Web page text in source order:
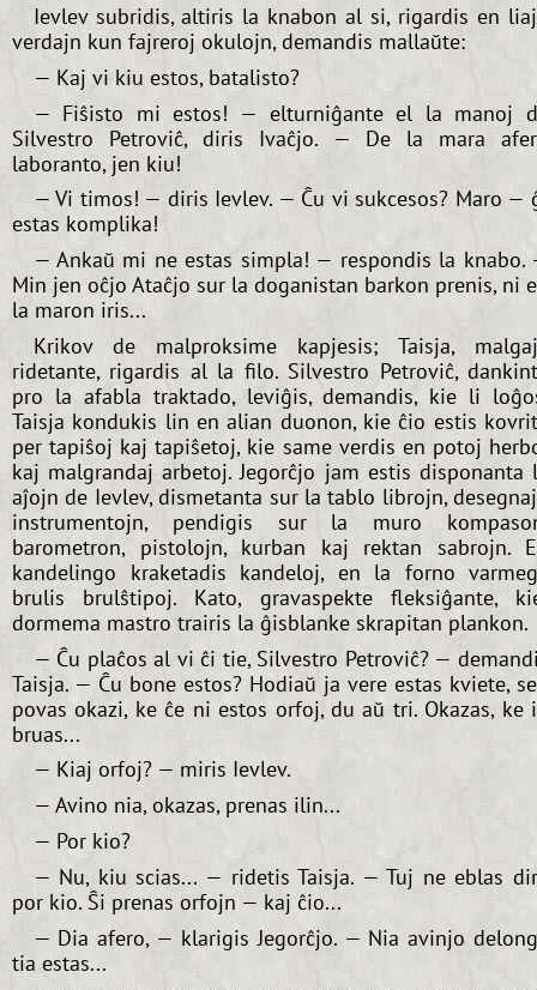
Ievlev subridis, altiris la knabon al si, rigardis en
verdajn kun fajreroj okulojn, demandis mallaŭte:
— Kaj vi kiu estos, batalisto?
— Fiŝisto mi estos! — elturniĝante el la manoj
Silvestro Petroviĉ, diris Ivaĉjo. — De la mara
laboranto, jen kiu!
— Vi timos! — diris Ievlev. — Ĉu vi sukcesos? Maro —
estas komplika!
— Ankaŭ mi ne estas simpla! — respondis la knabo.
Min jen oĉjo Ataĉjo sur la doganistan barkon prenis, ni
la maron iris...
Krikov de malproksime kapjesis; Taisja,
ridetante, rigardis al la filo. Silvestro Petroviĉ,
pro la afabla traktado, leviĝis, demandis, kie li
Taisja kondukis lin en alian duonon, kie ĉio estis
per tapiŝoj kaj tapiŝetoj, kie same verdis en potoj
kaj malgrandaj arbetoj. Jegorĉjo jam estis disponanta
aĵojn de Ievlev, dismetanta sur la tablo librojn,
instrumentojn, pendigis sur la muro
barometron, pistolojn, kurban kaj rektan sabrojn.
kandelingo kraketadis kandeloj, en la forno
brulis brulŝtipoj. Kato, gravaspekte fleksiĝante,
dormema mastro trairis la ĝisblanke skrapitan plankon.
— Ĉu plaĉos al vi ĉi tie, Silvestro Petroviĉ? —
Taisja. — Ĉu bone estos? Hodiaŭ ja vere estas kviete,
povas okazi, ke ĉe ni estos orfoj, du aŭ tri. Okazas, ke
bruas...
— Kiaj orfoj? — miris Ievlev.
— Avino nia, okazas, prenas ilin...
— Por kio?
— Nu, kiu scias... — ridetis Taisja. — Tuj ne eblas
por kio. Ŝi prenas orfojn — kaj ĉio...
— Dia afero, — klarigis Jegorĉjo. — Nia avinjo
tia estas...